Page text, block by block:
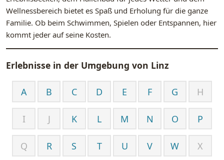
Wellnessbereich bietet es Spaß und Erholung für die ganze
Familie. Ob beim Schwimmen, Spielen oder Entspannen, hier
kommt jeder auf seine Kosten.
Erlebnisse in der Umgebung von Linz
A B C D E F G H
I J K L M N O P
Q R S T U V W X